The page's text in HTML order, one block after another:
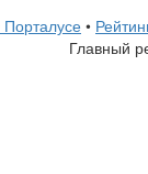
•
Главный